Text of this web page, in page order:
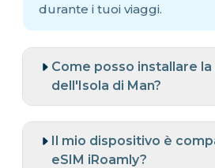
durante i tuoi viaggi.
Come posso installare la
dell'Isola di Man?
Il mio dispositivo è
eSIM iRoamly?